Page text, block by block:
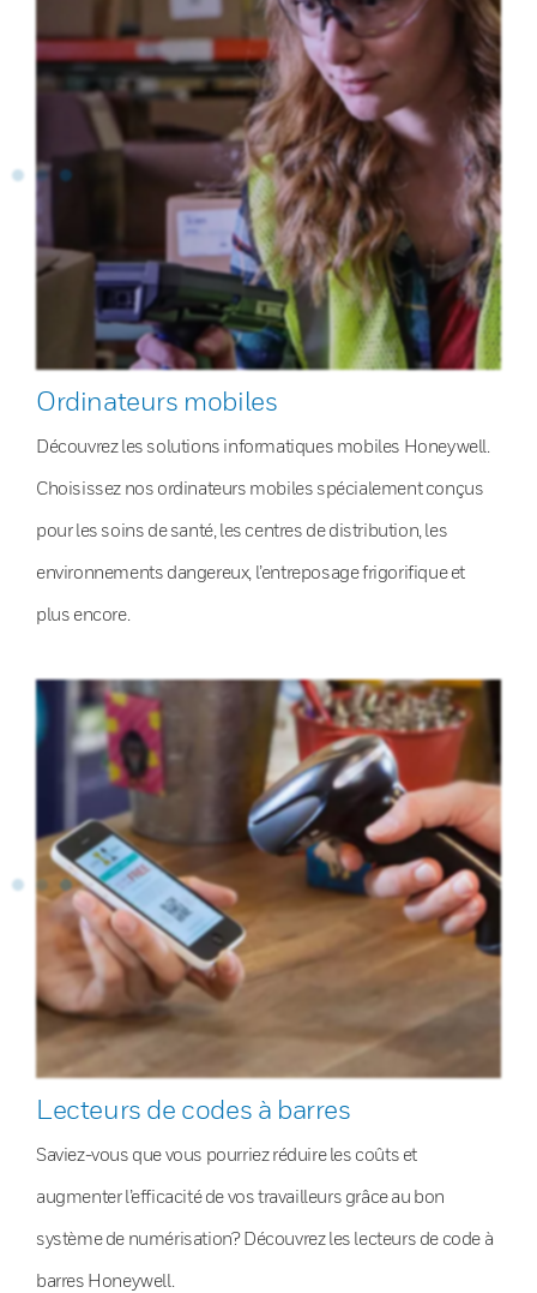
Ordinateurs mobiles
Découvrez les solutions informatiques mobiles Honeywell.
Choisissez nos ordinateurs mobiles spécialement conçus
pour les soins de santé, les centres de distribution, les
environnements dangereux, l’entreposage frigorifique et
plus encore.
Lecteurs de codes à barres
Saviez-vous que vous pourriez réduire les coûts et
augmenter l’efficacité de vos travailleurs grâce au bon
système de numérisation? Découvrez les lecteurs de code à
barres Honeywell.